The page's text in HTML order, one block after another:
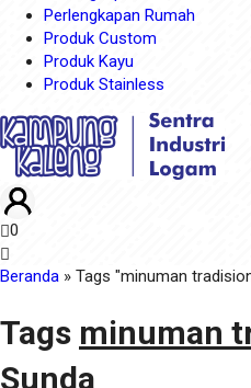
Perlengkapan Rumah
Produk Custom
Produk Kayu
Produk Stainless
0
Beranda » Tags "minuman
Tags minuman
Sunda